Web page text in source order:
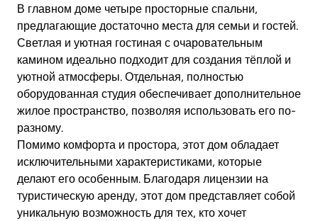
В главном доме четыре просторные спальни,
предлагающие достаточно места для семьи и гостей.
Светлая и уютная гостиная с очаровательным
камином идеально подходит для создания тёплой и
уютной атмосферы. Отдельная, полностью
оборудованная студия обеспечивает дополнительное
жилое пространство, позволяя использовать его по-
разному.
Помимо комфорта и простора, этот дом обладает
исключительными характеристиками, которые
делают его особенным. Благодаря лицензии на
туристическую аренду, этот дом представляет собой
уникальную возможность для тех, кто хочет